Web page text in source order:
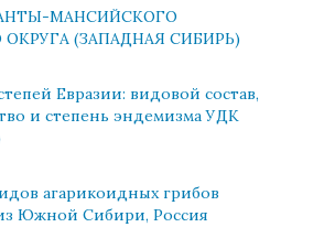
МАНСИЙСКОГО
(ЗАПАДНАЯ СИБИРЬ)
Евразии: видовой состав,
и степень эндемизма УДК
агарикоидных грибов
Южной Сибири, Россия